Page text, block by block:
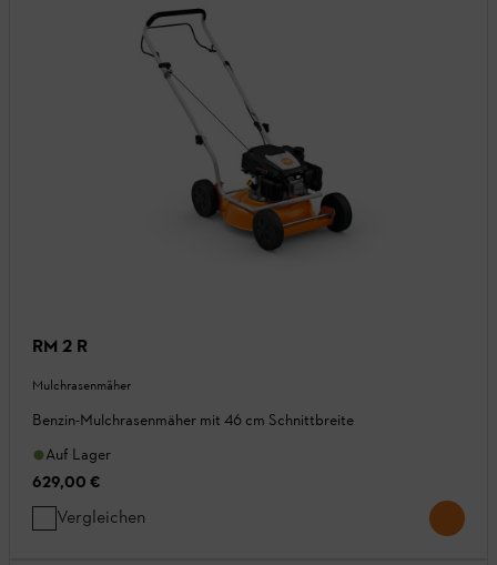
RM 2 R
Mulchrasenmäher
Benzin-Mulchrasenmäher mit 46 cm Schnittbreite
Auf Lager
629,00 €
Vergleichen